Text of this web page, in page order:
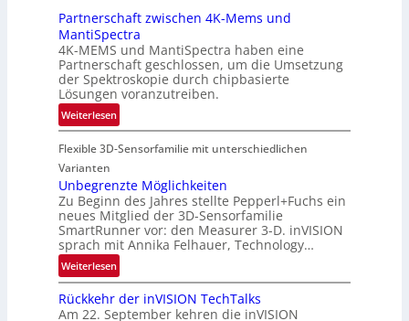
n
L
u
f
t
-
u
a
u
m
f
a
h
r
t
-
R
e
g
i
o
n
Partnerschaft zwischen 4K-Mems und
MantiSpectra
4K-MEMS und MantiSpectra haben eine
Partnerschaft geschlossen, um die Umsetzung
der Spektroskopie durch chipbasierte
Lösungen voranzutreiben.
Weiterlesen:
P
a
t
n
e
r
s
c
h
a
Flexible 3D-Sensorfamilie mit unterschiedlichen
Varianten
Unbegrenzte Möglichkeiten
Zu Beginn des Jahres stellte Pepperl+Fuchs ein
neues Mitglied der 3D-Sensorfamilie
SmartRunner vor: den Measurer 3-D. inVISION
sprach mit Annika Felhauer, Technology…
Weiterlesen:
U
n
b
Rückkehr der inVISION TechTalks
Am 22. September kehren die inVISION